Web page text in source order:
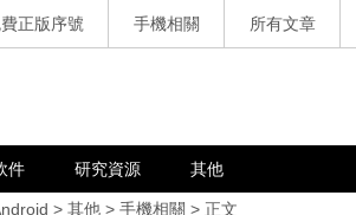
正版序號 手機相關 所有文章
件 研究資源 其他
> 其他 > 手機相關 > 正文